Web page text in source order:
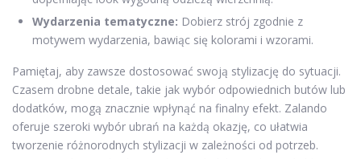
Wydarzenia tematyczne: Dobierz strój zgodnie z
motywem wydarzenia, bawiąc się kolorami i wzorami.
Pamiętaj, aby zawsze dostosować swoją stylizację do sytuacji.
Czasem drobne detale, takie jak wybór odpowiednich butów lub
dodatków, mogą znacznie wpłynąć na finalny efekt. Zalando
oferuje szeroki wybór ubrań na każdą okazję, co ułatwia
tworzenie różnorodnych stylizacji w zależności od potrzeb.